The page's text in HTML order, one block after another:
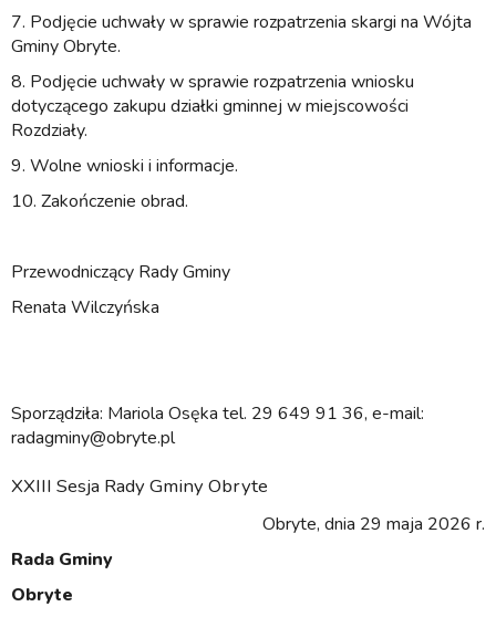
7. Podjęcie uchwały w sprawie rozpatrzenia skargi na Wójta
Gminy Obryte.
8. Podjęcie uchwały w sprawie rozpatrzenia wniosku
dotyczącego zakupu działki gminnej w miejscowości
Rozdziały.
9. Wolne wnioski i informacje.
10. Zakończenie obrad.
Przewodniczący Rady Gminy
Renata Wilczyńska
Sporządziła: Mariola Osęka tel. 29 649 91 36, e-mail:
radagminy@obryte.pl
XXIII Sesja Rady Gminy Obryte
Obryte, dnia 29 maja 2026 r.
Rada Gminy
Obryte